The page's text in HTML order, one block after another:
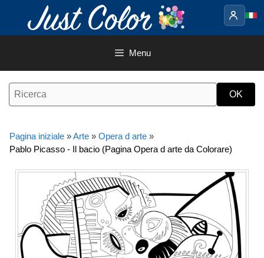
contenuto
Menu
Pagina iniziale »Arte » Opera d arte »
Pablo Picasso - Il bacio (Pagina Opera d arte da Colorare)